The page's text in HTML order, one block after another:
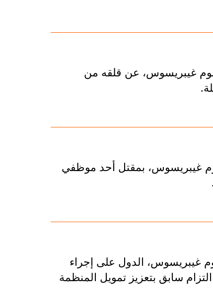
غيبريسوس، عن قلقه من
غيبريسوس، بمقتل أحد موظفي
غيبريسوس، الدول على إجراء
سابق بتعزيز تمويل المنظمة